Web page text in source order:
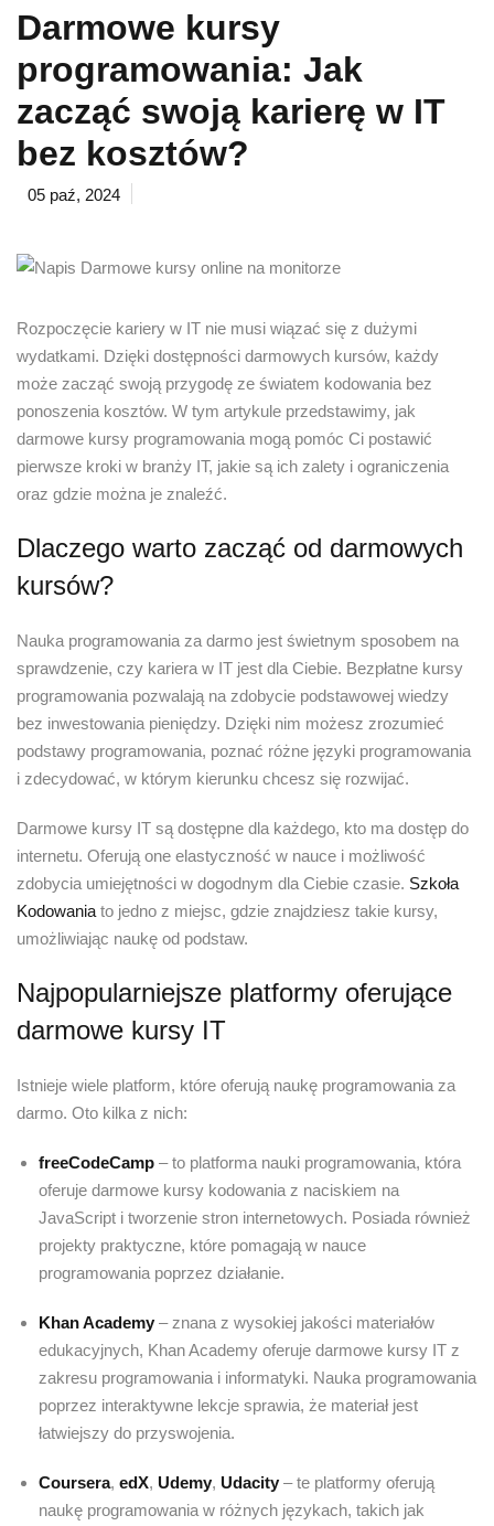
Darmowe kursy
programowania: Jak
zacząć swoją karierę w IT
bez kosztów?
05 paź, 2024
Rozpoczęcie kariery w IT nie musi wiązać się z dużymi
wydatkami. Dzięki dostępności darmowych kursów, każdy
może zacząć swoją przygodę ze światem kodowania bez
ponoszenia kosztów. W tym artykule przedstawimy, jak
darmowe kursy programowania mogą pomóc Ci postawić
pierwsze kroki w branży IT, jakie są ich zalety i ograniczenia
oraz gdzie można je znaleźć.
Dlaczego warto zacząć od darmowych
kursów?
Nauka programowania za darmo jest świetnym sposobem na
sprawdzenie, czy kariera w IT jest dla Ciebie. Bezpłatne kursy
programowania pozwalają na zdobycie podstawowej wiedzy
bez inwestowania pieniędzy. Dzięki nim możesz zrozumieć
podstawy programowania, poznać różne języki programowania
i zdecydować, w którym kierunku chcesz się rozwijać.
Darmowe kursy IT są dostępne dla każdego, kto ma dostęp do
internetu. Oferują one elastyczność w nauce i możliwość
zdobycia umiejętności w dogodnym dla Ciebie czasie. Szkoła
Kodowania to jedno z miejsc, gdzie znajdziesz takie kursy,
umożliwiając naukę od podstaw.
Najpopularniejsze platformy oferujące
darmowe kursy IT
Istnieje wiele platform, które oferują naukę programowania za
darmo. Oto kilka z nich:
freeCodeCamp – to platforma nauki programowania, która
oferuje darmowe kursy kodowania z naciskiem na
JavaScript i tworzenie stron internetowych. Posiada również
projekty praktyczne, które pomagają w nauce
programowania poprzez działanie.
Khan Academy – znana z wysokiej jakości materiałów
edukacyjnych, Khan Academy oferuje darmowe kursy IT z
zakresu programowania i informatyki. Nauka programowania
poprzez interaktywne lekcje sprawia, że materiał jest
łatwiejszy do przyswojenia.
Coursera, edX, Udemy, Udacity – te platformy oferują
naukę programowania w różnych językach, takich jak